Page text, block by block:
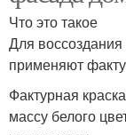
Что это такое
Для
применяют
Фактурная
массу белого